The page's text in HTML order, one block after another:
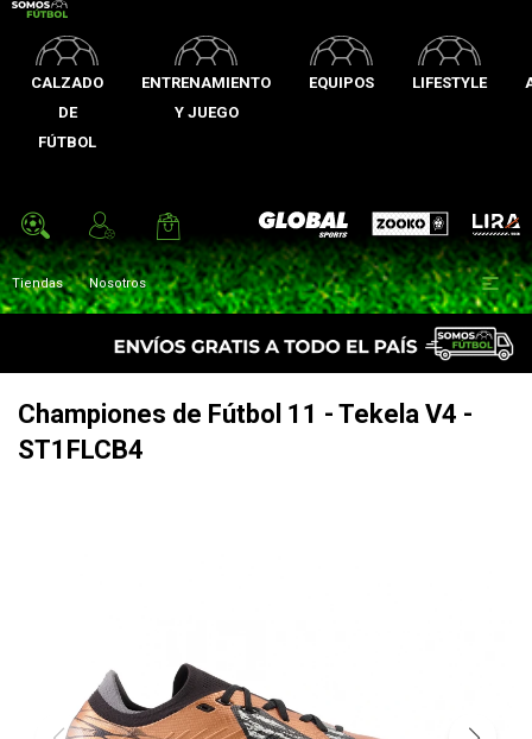
CALZADO
DE
FÚTBOL
ENTRENAMIENTO
Y JUEGO
EQUIPOS LIFESTYLE
Global Sports Zooko Lira
Tiendas Nosotros 
Championes de Fútbol 11 - Tekela V4 -
ST1FLCB4